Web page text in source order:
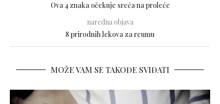
Ova 4 znaka očekuje sreća na proleće
naredna objava
8 prirodnih lekova za reumu
MOŽE VAM SE TAKOĐE SVIĐATI